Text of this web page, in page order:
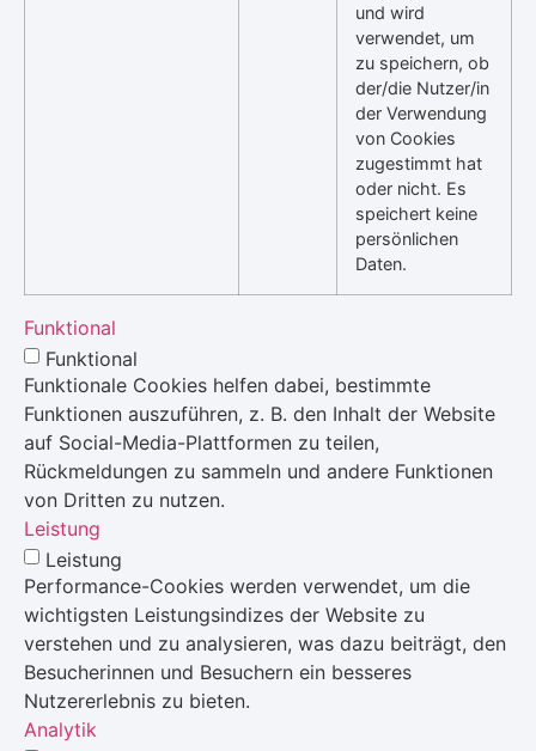
und wird
verwendet, um
zu speichern, ob
der/die Nutzer/in
der Verwendung
von Cookies
zugestimmt hat
oder nicht. Es
speichert keine
persönlichen
Daten.
Funktional
Funktional
Funktionale Cookies helfen dabei, bestimmte
Funktionen auszuführen, z. B. den Inhalt der Website
auf Social-Media-Plattformen zu teilen,
Rückmeldungen zu sammeln und andere Funktionen
von Dritten zu nutzen.
Leistung
Leistung
Performance-Cookies werden verwendet, um die
wichtigsten Leistungsindizes der Website zu
verstehen und zu analysieren, was dazu beiträgt, den
Besucherinnen und Besuchern ein besseres
Nutzererlebnis zu bieten.
Analytik